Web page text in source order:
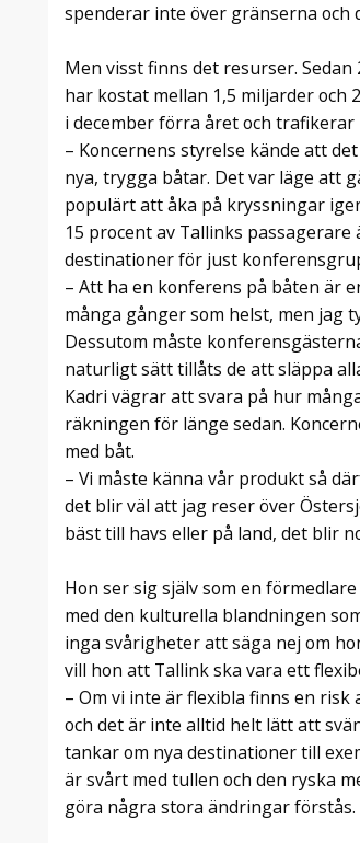
spenderar inte över gränserna och
Men visst finns det resurser.
har kostat mellan 1,5 miljarder och
i december förra året och trafikerar
– Koncernens styrelse kände att
nya, trygga båtar. Det var läge att
populärt att åka på kryssningar
15 procent av Tallinks
destinationer för just
– Att ha en konferens på båten är
många gånger som helst, men jag
Dessutom måste
naturligt sätt tillåts de att släppa
Kadri vägrar att svara på hur
räkningen för länge sedan.
med båt.
– Vi måste känna vår produkt så
det blir väl att jag reser över
bäst till havs eller på land, det blir
Hon ser sig själv som en
med den kulturella blandningen
inga svårigheter att säga nej om
vill hon att Tallink ska vara ett
– Om vi inte är flexibla finns en
och det är inte alltid helt lätt att
tankar om nya destinationer till
är svårt med tullen och den ryska
göra några stora ändringar förstås.